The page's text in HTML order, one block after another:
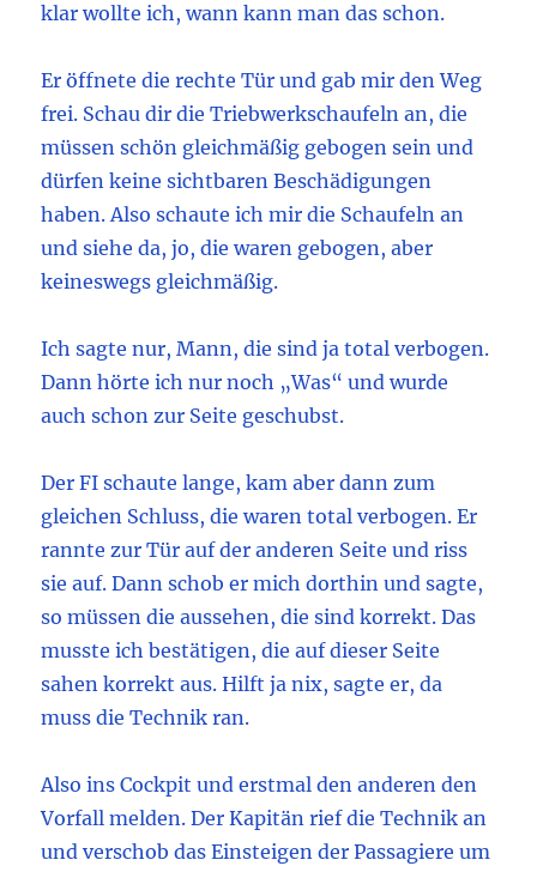
klar wollte ich, wann kann man das schon.
Er öffnete die rechte Tür und gab mir den Weg
frei. Schau dir die Triebwerkschaufeln an, die
müssen schön gleichmäßig gebogen sein und
dürfen keine sichtbaren Beschädigungen
haben. Also schaute ich mir die Schaufeln an
und siehe da, jo, die waren gebogen, aber
keineswegs gleichmäßig.
Ich sagte nur, Mann, die sind ja total verbogen.
Dann hörte ich nur noch „Was“ und wurde
auch schon zur Seite geschubst.
Der FI schaute lange, kam aber dann zum
gleichen Schluss, die waren total verbogen. Er
rannte zur Tür auf der anderen Seite und riss
sie auf. Dann schob er mich dorthin und sagte,
so müssen die aussehen, die sind korrekt. Das
musste ich bestätigen, die auf dieser Seite
sahen korrekt aus. Hilft ja nix, sagte er, da
muss die Technik ran.
Also ins Cockpit und erstmal den anderen den
Vorfall melden. Der Kapitän rief die Technik an
und verschob das Einsteigen der Passagiere um